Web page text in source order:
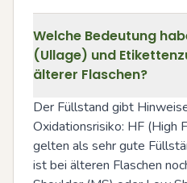
Welche Bedeutung
(Ullage) und
älterer Flaschen?
Der Füllstand gibt
Oxidationsrisiko: HF (High
gelten als sehr gute
ist bei älteren Flaschen